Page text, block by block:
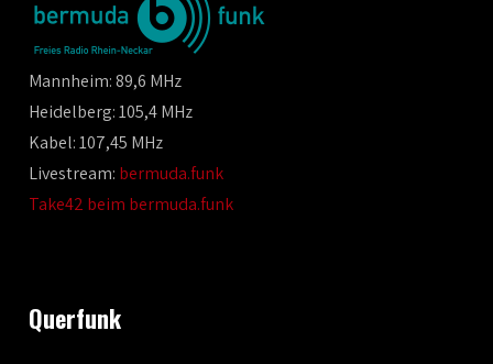
Mannheim: 89,6 MHz
Heidelberg: 105,4 MHz
Kabel: 107,45 MHz
Livestream: bermuda.funk
Take42 beim bermuda.funk
Querfunk